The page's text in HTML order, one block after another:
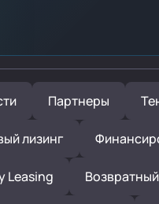
Партнеры
лизинг
Leasing